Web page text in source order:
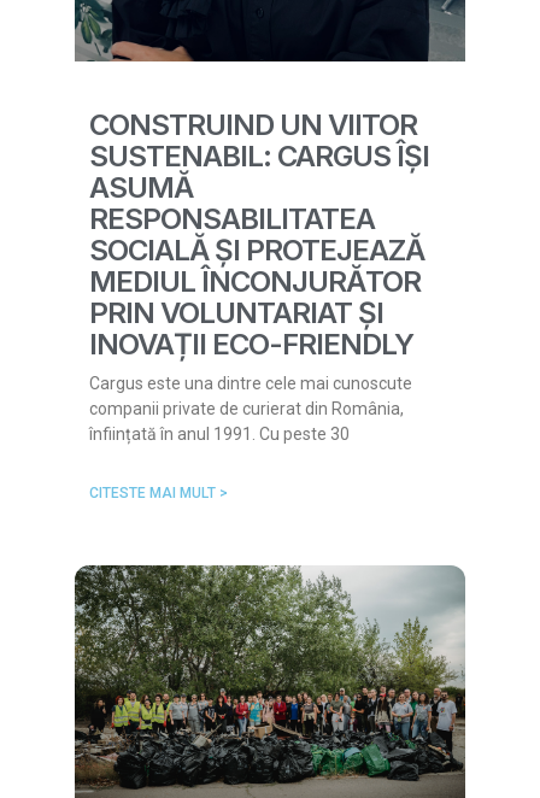
CONSTRUIND UN VIITOR
SUSTENABIL: CARGUS ÎȘI
ASUMĂ
RESPONSABILITATEA
SOCIALĂ ȘI PROTEJEAZĂ
MEDIUL ÎNCONJURĂTOR
PRIN VOLUNTARIAT ȘI
INOVAȚII ECO-FRIENDLY
Cargus este una dintre cele mai cunoscute
companii private de curierat din România,
înființată în anul 1991. Cu peste 30
CITESTE MAI MULT >